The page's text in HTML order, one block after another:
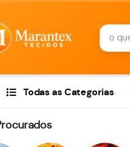
Todas as Categorias